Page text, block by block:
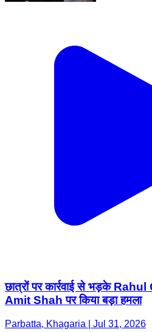
छात्रों पर कार्रवाई से भड़के
Amit Shah पर किया बड़ा हमला
Parbatta, Khagaria | Jul 31, 2026